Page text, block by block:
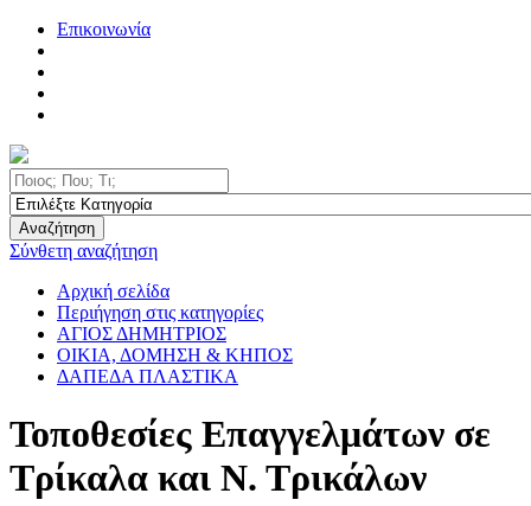
Επικοινωνία
Αναζήτηση
Σύνθετη αναζήτηση
Αρχική σελίδα
Περιήγηση στις κατηγορίες
ΑΓΙΟΣ ΔΗΜΗΤΡΙΟΣ
ΟΙΚΙΑ, ΔΟΜΗΣΗ & ΚΗΠΟΣ
ΔΑΠΕΔΑ ΠΛΑΣΤΙΚΑ
Τοποθεσίες Επαγγελμάτων σε
Τρίκαλα και Ν. Τρικάλων